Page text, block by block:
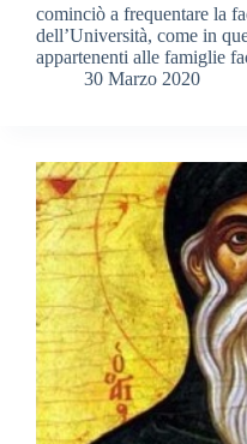
cominciò a frequentare la
dell’Università, come in
appartenenti alle famiglie
30 Marzo 2020